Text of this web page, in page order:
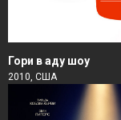
Гори в аду шоу
2010, США